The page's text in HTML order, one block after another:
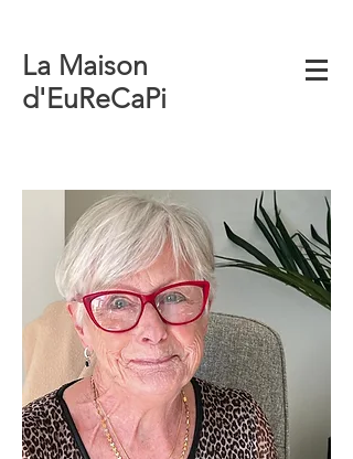
La Maison
d'EuReCaPi